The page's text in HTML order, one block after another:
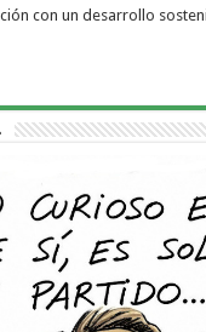
con un desarrollo